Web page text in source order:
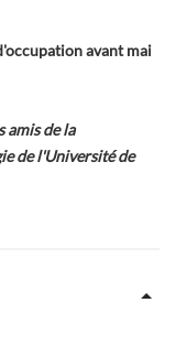
avant mai
amis de la
de l'Université de